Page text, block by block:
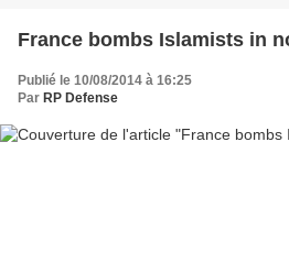
France bombs Islamists in
Publié le 10/08/2014 à 16:25
Par RP Defense